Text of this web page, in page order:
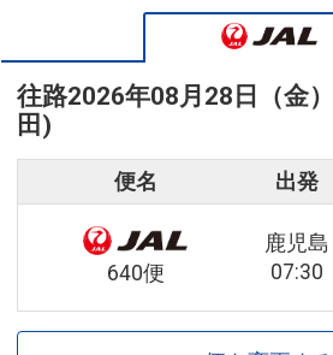
往路2026年08月28日（金）
田)
便名 出発
640便
鹿児島
07:30